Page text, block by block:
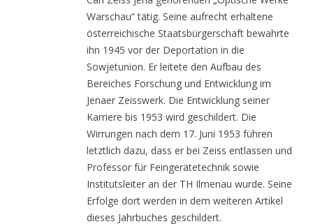
Warschau“ tätig. Seine aufrecht erhaltene
österreichische Staatsbürgerschaft bewahrte
ihn 1945 vor der Deportation in die
Sowjetunion. Er leitete den Aufbau des
Bereiches Forschung und Entwicklung im
Jenaer Zeisswerk. Die Entwicklung seiner
Karriere bis 1953 wird geschildert. Die
Wirrungen nach dem 17. Juni 1953 führen
letztlich dazu, dass er bei Zeiss entlassen und
Professor für Feingerätetechnik sowie
Institutsleiter an der TH Ilmenau wurde. Seine
Erfolge dort werden in dem weiteren Artikel
dieses Jahrbuches geschildert.